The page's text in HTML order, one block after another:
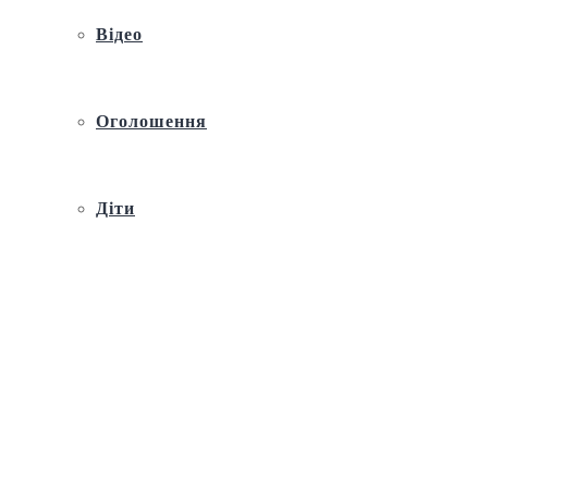
Відео
Оголошення
Діти